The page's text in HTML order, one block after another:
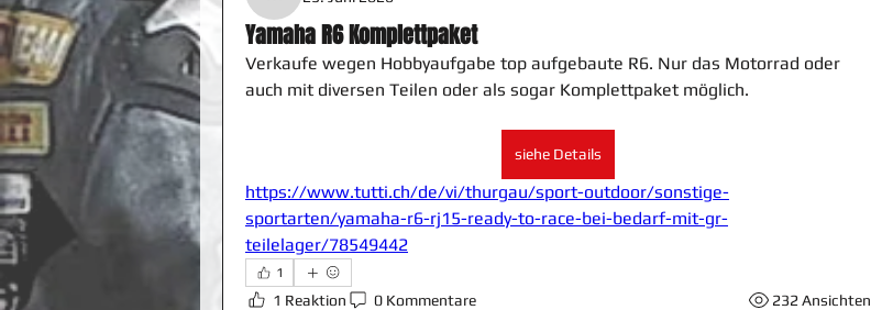
Yamaha R6 Komplettpaket
Verkaufe wegen Hobbyaufgabe top aufgebaute R6. Nur das Motorrad oder
auch mit diversen Teilen oder als sogar Komplettpaket möglich.
siehe Details
https://www.tutti.ch/de/vi/thurgau/sport-outdoor/sonstige-
sportarten/yamaha-r6-rj15-ready-to-race-bei-bedarf-mit-gr-
teilelager/78549442
1
1 Reaktion 0 Kommentare 232 Ansichten